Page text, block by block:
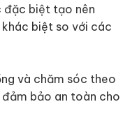
đặc biệt tạo nên
khác biệt so với các
và chăm sóc theo
bảo an toàn cho